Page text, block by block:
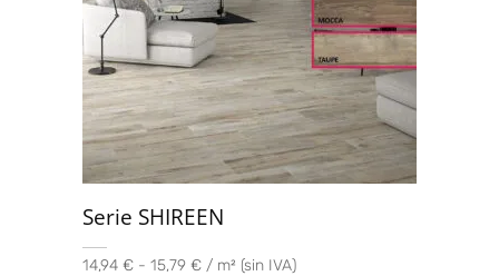
Serie SHIREEN
14,94 € - 15,79 € / m² (sin IVA)